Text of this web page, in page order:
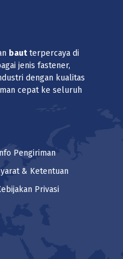
bautterpercaya di
jenis fastener,
dengan kualitas
cepat ke seluruh
Pengiriman
& Ketentuan
Privasi